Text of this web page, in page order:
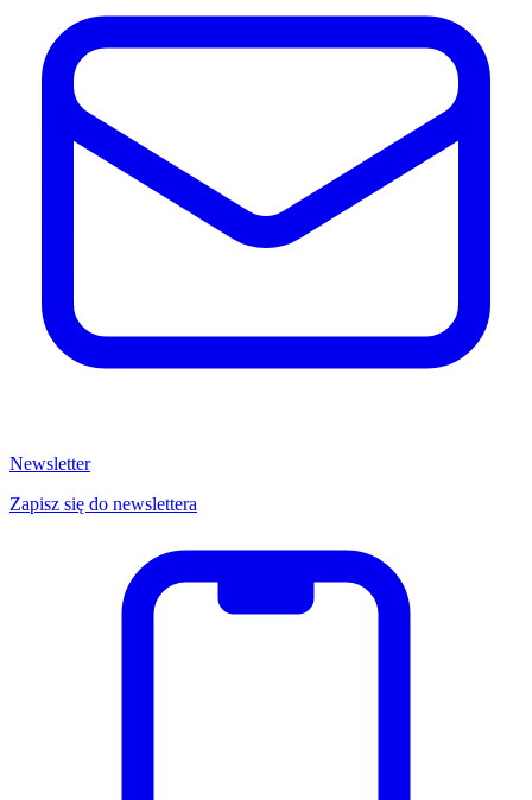
Newsletter
Zapisz się do newslettera